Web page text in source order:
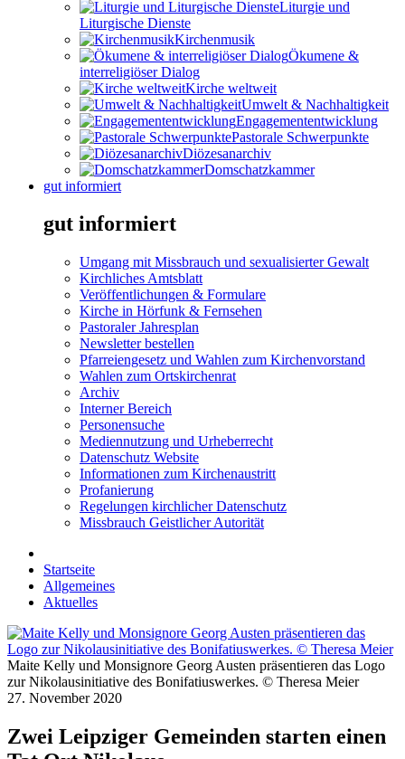
Liturgie und
Liturgische Dienste
Kirchenmusik
Ökumene &
interreligiöser Dialog
Kirche weltweit
Umwelt & Nachhaltigkeit
Engagemententwicklung
Pastorale Schwerpunkte
Diözesanarchiv
Domschatzkammer
gut informiert
gut informiert
Umgang mit Missbrauch und sexualisierter Gewalt
Kirchliches Amtsblatt
Veröffentlichungen & Formulare
Kirche in Hörfunk & Fernsehen
Pastoraler Jahresplan
Newsletter bestellen
Pfarreiengesetz und Wahlen zum Kirchenvorstand
Wahlen zum Ortskirchenrat
Archiv
Interner Bereich
Personensuche
Mediennutzung und Urheberrecht
Datenschutz Website
Informationen zum Kirchenaustritt
Profanierung
Regelungen kirchlicher Datenschutz
Missbrauch Geistlicher Autorität
Startseite
Allgemeines
Aktuelles
Maite Kelly und Monsignore Georg Austen präsentieren das Logo
zur Nikolausinitiative des Bonifatiuswerkes. © Theresa Meier
27. November 2020
Zwei Leipziger Gemeinden starten einen